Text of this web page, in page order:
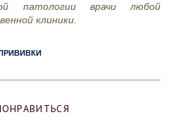
патологии врачи любой
клиники.